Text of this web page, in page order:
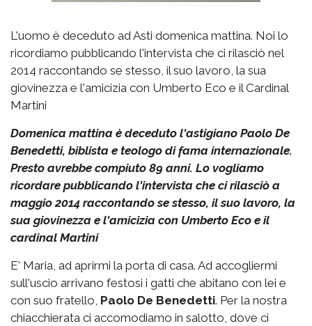
L'uomo è deceduto ad Asti domenica mattina. Noi lo
ricordiamo pubblicando l'intervista che ci rilasciò nel
2014 raccontando se stesso, il suo lavoro, la sua
giovinezza e l'amicizia con Umberto Eco e il Cardinal
Martini
Domenica mattina è deceduto l'astigiano Paolo De
Benedetti, biblista e teologo di fama internazionale.
Presto avrebbe compiuto 89 anni. Lo vogliamo
ricordare pubblicando l'intervista che ci rilasciò a
maggio 2014 raccontando se stesso, il suo lavoro, la
sua giovinezza e l'amicizia con Umberto Eco e il
cardinal Martini
E' Maria, ad aprirmi la porta di casa. Ad accogliermi
sull'uscio arrivano festosi i gatti che abitano con lei e
con suo fratello, Paolo De Benedetti. Per la nostra
chiacchierata ci accomodiamo in salotto, dove ci